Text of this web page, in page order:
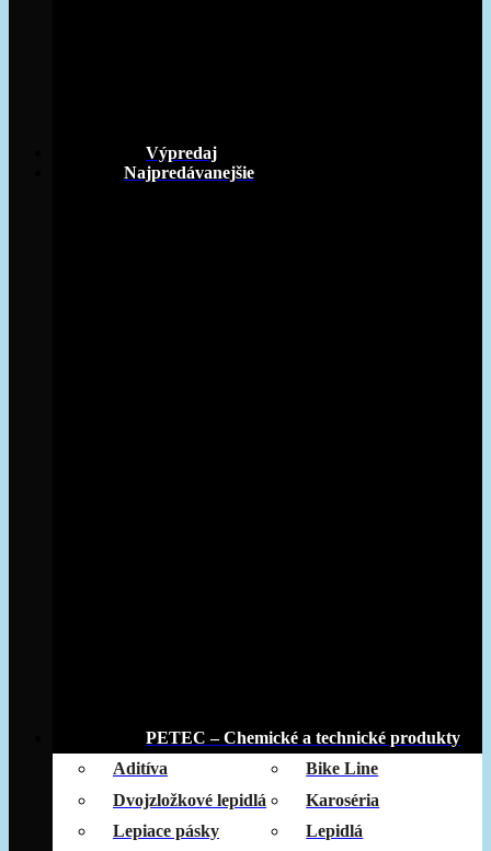
Výpredaj
Najpredávanejšie
PETEC – Chemické a technické produkty
Aditíva
Bike Line
Dvojzložkové lepidlá
Karoséria
Lepiace pásky
Lepidlá